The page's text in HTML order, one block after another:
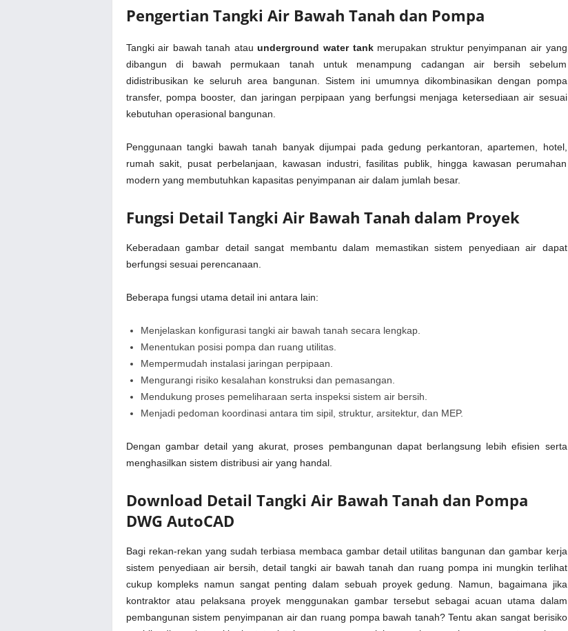
Pengertian Tangki Air Bawah Tanah dan Pompa
Tangki air bawah tanah atauunderground water tankmerupakan struktur penyimpanan air yang
dibangun di bawah permukaan tanah untuk menampung cadangan air bersih sebelum
didistribusikan ke seluruh area bangunan. Sistem ini umumnya dikombinasikan dengan pompa
transfer, pompa booster, dan jaringan perpipaan yang berfungsi menjaga ketersediaan air sesuai
kebutuhan operasional bangunan.
Penggunaan tangki bawah tanah banyak dijumpai pada gedung perkantoran, apartemen, hotel,
rumah sakit, pusat perbelanjaan, kawasan industri, fasilitas publik, hingga kawasan perumahan
modern yang membutuhkan kapasitas penyimpanan air dalam jumlah besar.
Fungsi Detail Tangki Air Bawah Tanah dalam Proyek
Keberadaan gambar detail sangat membantu dalam memastikan sistem penyediaan air dapat
berfungsi sesuai perencanaan.
Beberapa fungsi utama detail ini antara lain:
Menjelaskan konfigurasi tangki air bawah tanah secara lengkap.
Menentukan posisi pompa dan ruang utilitas.
Mempermudah instalasi jaringan perpipaan.
Mengurangi risiko kesalahan konstruksi dan pemasangan.
Mendukung proses pemeliharaan serta inspeksi sistem air bersih.
Menjadi pedoman koordinasi antara tim sipil, struktur, arsitektur, dan MEP.
Dengan gambar detail yang akurat, proses pembangunan dapat berlangsung lebih efisien serta
menghasilkan sistem distribusi air yang handal.
Download Detail Tangki Air Bawah Tanah dan Pompa
DWG AutoCAD
Bagi rekan-rekan yang sudah terbiasa membaca gambar detail utilitas bangunan dan gambar kerja
sistem penyediaan air bersih, detail tangki air bawah tanah dan ruang pompa ini mungkin terlihat
cukup kompleks namun sangat penting dalam sebuah proyek gedung. Namun, bagaimana jika
kontraktor atau pelaksana proyek menggunakan gambar tersebut sebagai acuan utama dalam
pembangunan sistem penyimpanan air dan ruang pompa bawah tanah? Tentu akan sangat berisiko